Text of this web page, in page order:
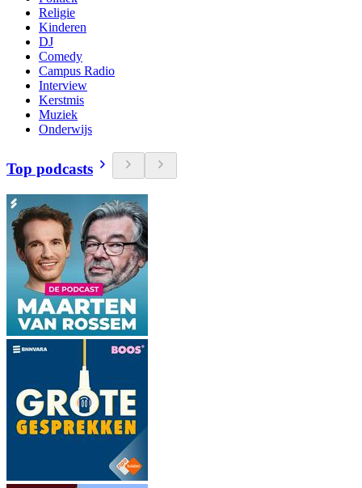
Religie
Kinderen
DJ
Comedy
Campus Radio
Interview
Kerstmis
Muziek
Onderwijs
Top podcasts